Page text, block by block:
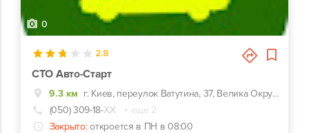
0
2.8
СТО Авто-Старт
9.3 км
г. Киев, переулок Ватутина, 37, Велика Окружна, З боку Теремків, Не доїжджаючи 300 метрів до Жулянського мосту
(050) 309-18-ХХ
+ еще 2
Закрыто: откроется в ПН в 08:00